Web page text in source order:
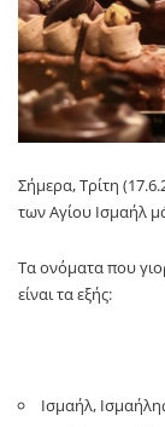
Σήμερα, Τρίτη
των Αγίου Ισμαήλ
Τα ονόματα που
είναι τα εξής:
Ισμαήλ,